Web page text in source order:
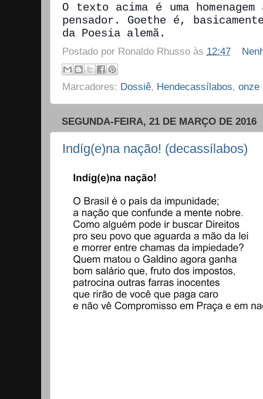
O texto acima é uma
pensador. Goethe é,
da Poesia alemã.
Postado por Ronaldo Rhusso às 12:47
Marcadores: Dossiê, Hendecassílabos, onze
SEGUNDA-FEIRA, 21 DE MARÇO DE 2016
Indíg(e)na nação! (decassílabos)